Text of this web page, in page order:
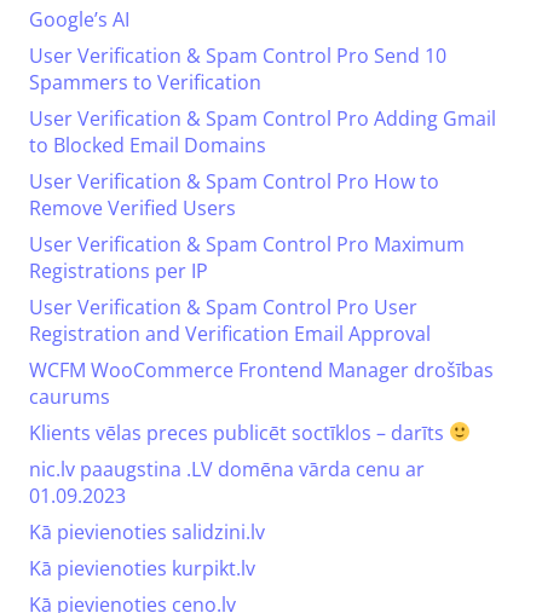
Google’s AI
User Verification & Spam Control Pro Send 10
Spammers to Verification
User Verification & Spam Control Pro Adding Gmail
to Blocked Email Domains
User Verification & Spam Control Pro How to
Remove Verified Users
User Verification & Spam Control Pro Maximum
Registrations per IP
User Verification & Spam Control Pro User
Registration and Verification Email Approval
WCFM WooCommerce Frontend Manager drošības
caurums
Klients vēlas preces publicēt soctīklos – darīts
nic.lv paaugstina .LV domēna vārda cenu ar
01.09.2023
Kā pievienoties salidzini.lv
Kā pievienoties kurpikt.lv
Kā pievienoties ceno.lv